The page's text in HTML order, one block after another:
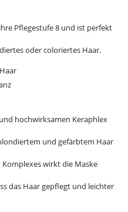
Pflegestufe 8 und ist perfekt
oder coloriertes Haar.
hochwirksamen Keraphlex
und gefärbtem Haar
wirkt die Maske
das Haar gepflegt und leichter